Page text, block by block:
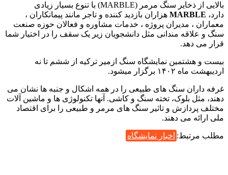
بالایی از ذخایر سنگ مرمر (MARBLE) با تنوع بسیار زیادی
دارد، MARBLE هزاران بازدید کننده و تاجر مانند پیمانکاران ،
معماران ، مدیران پروژه ، خدمات مشاوره و فعالان حوزه صنعت
سنگ و علاقه مندانی مثل دانشجویان زیر یک سقف را در اختیار شما
قرار می دهد.
بیست و هشتمین نمایشگاه سنگ ازمیر ترکیه از ششم تا نه
اردیبهشت ماه ۱۴۰۲ برگزار میشود.
غرفه داران سنگ های طبیعی را در همه اشکال و جنبه ها نشان می
دهند، مثل بلوک، تخته سنگ و کاشی. آنها تکنولوژی ها و ماشین آلات
مختلف پردازش و تاثیر سنگ های مرمر و طبیعی را برای اقتصاد
ملی ارائه می دهند.
مطلب مرتبط: اخبار نمایشگاه